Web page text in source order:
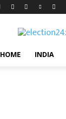
HOME INDIA